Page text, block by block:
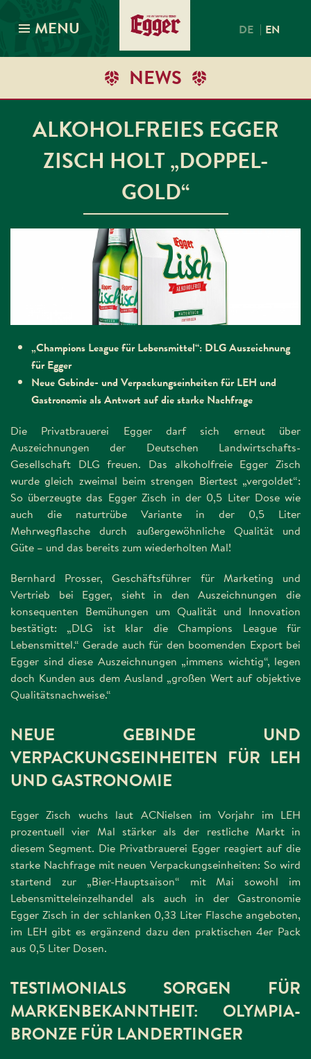
MENU DE | EN
NEWS
ALKOHOLFREIES EGGER
ZISCH HOLT „DOPPEL-
GOLD“
„Champions League für Lebensmittel“: DLG Auszeichnung
für Egger
Neue Gebinde- und Verpackungseinheiten für LEH und
Gastronomie als Antwort auf die starke Nachfrage
Die Privatbrauerei Egger darf sich erneut über
Auszeichnungen der Deutschen Landwirtschafts-
Gesellschaft DLG freuen. Das alkoholfreie Egger Zisch
wurde gleich zweimal beim strengen Biertest „vergoldet“:
So überzeugte das Egger Zisch in der 0,5 Liter Dose wie
auch die naturtrübe Variante in der 0,5 Liter
Mehrwegflasche durch außergewöhnliche Qualität und
Güte – und das bereits zum wiederholten Mal!
Bernhard Prosser, Geschäftsführer für Marketing und
Vertrieb bei Egger, sieht in den Auszeichnungen die
konsequenten Bemühungen um Qualität und Innovation
bestätigt: „DLG ist klar die Champions League für
Lebensmittel.“ Gerade auch für den boomenden Export bei
Egger sind diese Auszeichnungen „immens wichtig“, legen
doch Kunden aus dem Ausland „großen Wert auf objektive
Qualitätsnachweise.“
NEUE GEBINDE UND
VERPACKUNGSEINHEITEN FÜR LEH
UND GASTRONOMIE
Egger Zisch wuchs laut ACNielsen im Vorjahr im LEH
prozentuell vier Mal stärker als der restliche Markt in
diesem Segment. Die Privatbrauerei Egger reagiert auf die
starke Nachfrage mit neuen Verpackungseinheiten: So wird
startend zur „Bier-Hauptsaison“ mit Mai sowohl im
Lebensmitteleinzelhandel als auch in der Gastronomie
Egger Zisch in der schlanken 0,33 Liter Flasche angeboten,
im LEH gibt es ergänzend dazu den praktischen 4er Pack
aus 0,5 Liter Dosen.
TESTIMONIALS SORGEN FÜR
MARKENBEKANNTHEIT: OLYMPIA-
BRONZE FÜR LANDERTINGER